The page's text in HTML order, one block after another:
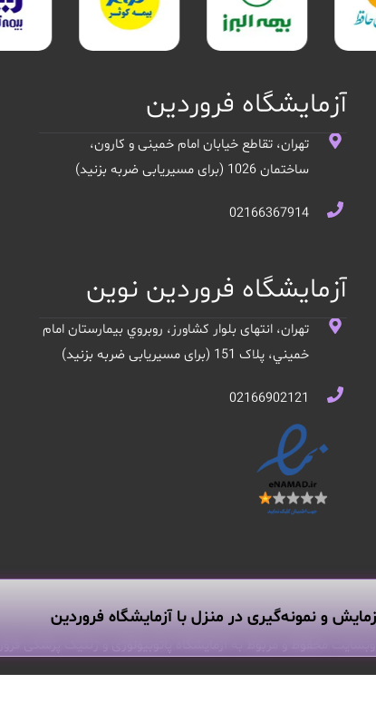
آزمایشگاه فروردین
تهران، تقاطع خیابان امام خمینی و کارون،
ساختمان 1026 (برای مسیریابی ضربه بزنید)
02166367914
آزمایشگاه فروردین نوین
تهران، انتهای بلوار کشاورز، روبروي بيمارستان امام
خميني، پلاک 151 (برای مسیریابی ضربه بزنید)
02166902121
و نمونه‌گیری در منزل با آزمایشگاه فروردین